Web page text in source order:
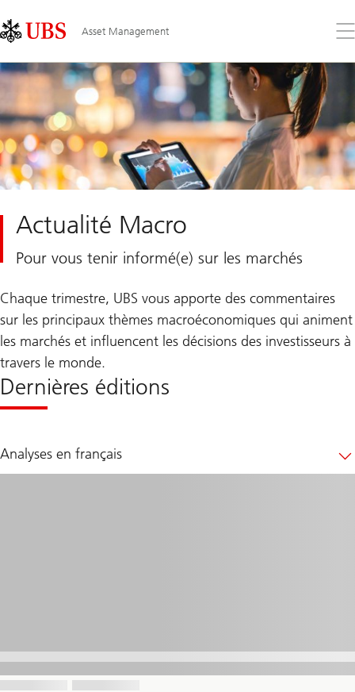
Links
Area
Asset Management
le
Actualité Macro
Pour vous tenir informé(e) sur les marchés
Chaque trimestre, UBS vous apporte des commentaires
sur les principaux thèmes macroéconomiques qui animent
les marchés et influencent les décisions des investisseurs à
travers le monde.
Dernières éditions
Analyses en français